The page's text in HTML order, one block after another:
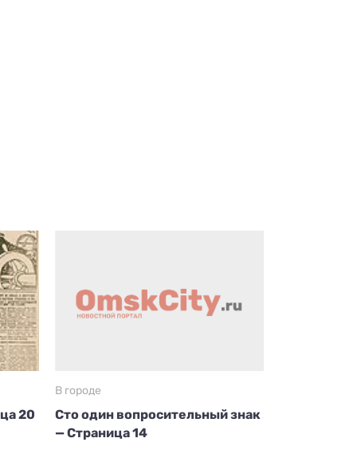
20
В городе
Сто один вопросительный знак
— Страница 14